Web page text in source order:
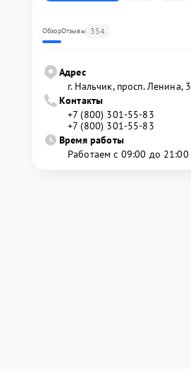
ОбзорОтзывы 354
Адрес
г. Нальчик, просп. Ленина, 3
Контакты
+7 (800) 301-55-83
+7 (800) 301-55-83
Время работы
Работаем с 09:00 до 21:00